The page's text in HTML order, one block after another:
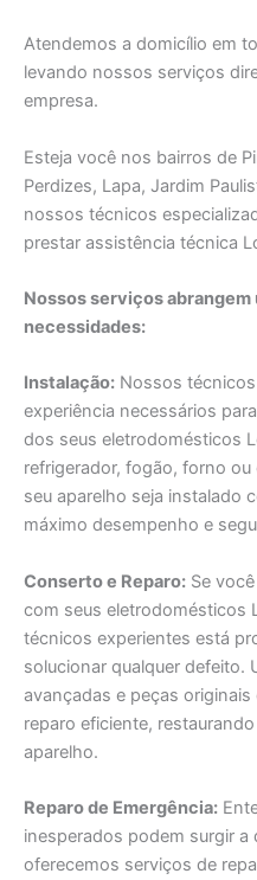
Atendemos a domicílio em
levando nossos serviços
empresa.
Esteja você nos bairros de
Perdizes, Lapa, Jardim
nossos técnicos
prestar assistência técnica
Nossos serviços abrangem
necessidades:
Instalação: Nossos
experiência necessários
dos seus eletrodomésticos
refrigerador, fogão, forno
seu aparelho seja instalado
máximo desempenho e
Conserto e Reparo: Se
com seus eletrodomésticos
técnicos experientes está
solucionar qualquer defeito.
avançadas e peças
reparo eficiente,
aparelho.
Reparo de Emergência:
inesperados podem surgir a
oferecemos serviços de